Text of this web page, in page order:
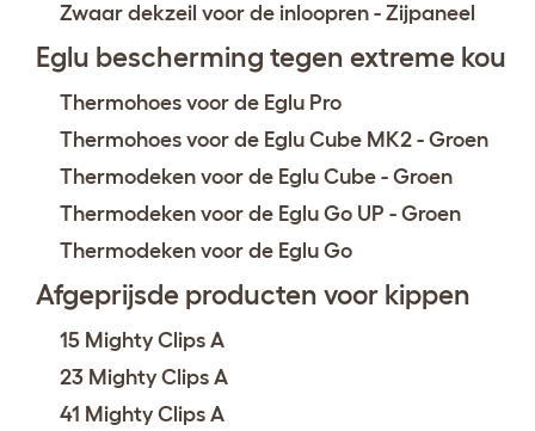
Zwaar dekzeil voor de inloopren - Zijpaneel
Eglu bescherming tegen extreme kou
Thermohoes voor de Eglu Pro
Thermohoes voor de Eglu Cube MK2 - Groen
Thermodeken voor de Eglu Cube - Groen
Thermodeken voor de Eglu Go UP - Groen
Thermodeken voor de Eglu Go
Afgeprijsde producten voor kippen
15 Mighty Clips A
23 Mighty Clips A
41 Mighty Clips A